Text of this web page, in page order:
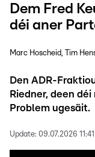
Dem Fred
déi aner
Marc Hoscheid Tim
Den ADR-
Riedner, deen
Problem ugesäit.
Update: 09.07.2026 11:41